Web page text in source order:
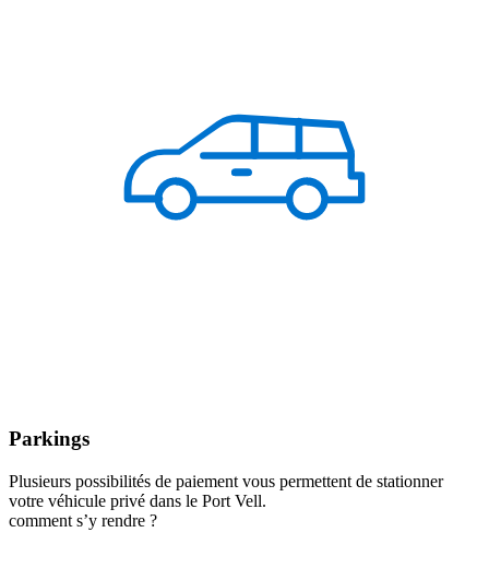
Parkings
Plusieurs possibilités de paiement vous permettent de stationner
votre véhicule privé dans le Port Vell.
comment s’y rendre ?